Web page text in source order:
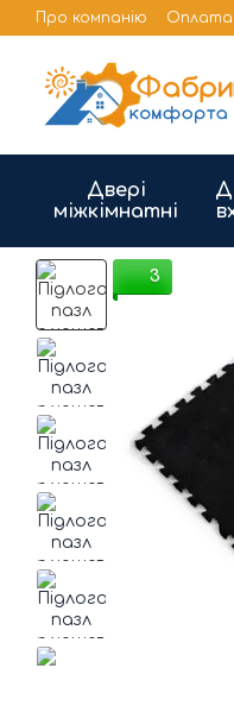
Перейти до
Про компанію Оплата
Бренди
Публічна
Двері
міжкімнатні
3